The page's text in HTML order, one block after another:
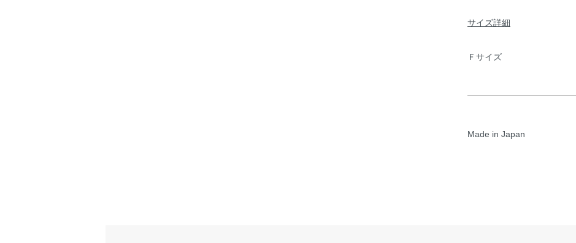
サイズ詳細
Ｆサイズ
Made in Japan